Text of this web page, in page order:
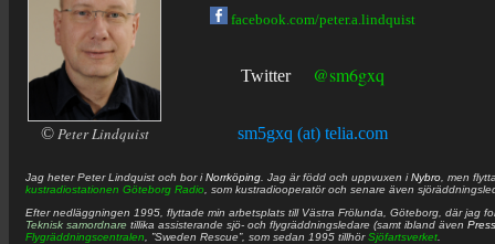
© Peter Lindquist
facebook.com/peter.a.lindquist
Twitter @sm6gxq
sm5gxq (at) telia.com
Jag heterPeter Lindquist och bor iNorrköping . Jag är född och uppvuxen iNybro , men
kustradiostationen Göteborg Radio , som kustradiooperatör och senare även
Efter nedläggningen 1995, flyttade min arbetsplats till Västra Frölunda, Göteborg, där jag
Teknisk samordnare tillika assisterande sjö- och flygräddningsledare (samt ibland även
Flygräddningscentralen , ”Sweden Rescue”, som sedan 1995 tillhörSjöfartsverket